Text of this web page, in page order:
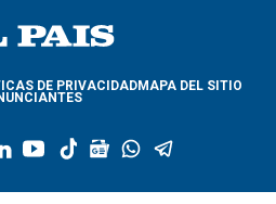
DE PRIVACIDADMAPA DEL SITIO
l
n
y
u
t
k
g
o
w
a
l